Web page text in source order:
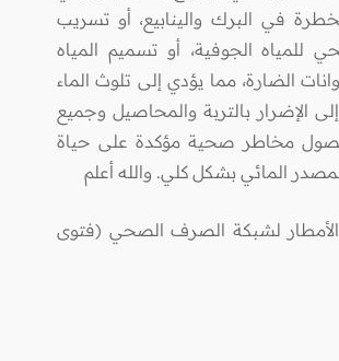
في البرك والينابيع، أو تسريب
للمياه الجوفية، أو تسميم المياه
الضارة، مما يؤدي إلى تلوث الماء
الإضرار بالتربة والمحاصيل وجميع
مخاطر صحية مؤكدة على حياة
المائي بشكل كلي. والله أعلم
الأمطار لشبكة الصرف الصحي (فتوى